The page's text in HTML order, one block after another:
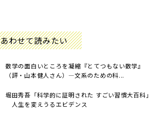
あわせて読みたい
数学の面白いところを凝縮『とてつもない数学』
（評・山本健人さん）―文系のための科...
堀田秀吾「科学的に証明された すごい習慣大百科」
人生を変えうるエビデンス